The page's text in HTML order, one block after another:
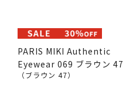
PARIS MIKI Authentic
Eyewear 069 ブラウン 47
（ブラウン 47）